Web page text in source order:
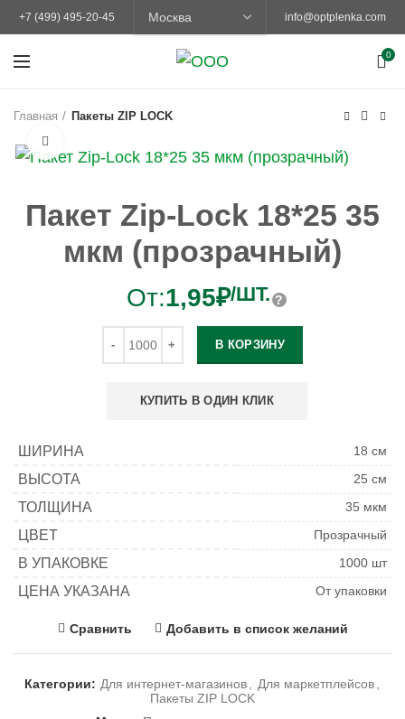
+7 (499) 495-20-45 info@optplenka.com
0
Главная
Пакеты ZIP LOCK
Пакет Zip-Lock 18*25 35
мкм (прозрачный)
От:1,95₽/ШТ.
В КОРЗИНУ
КУПИТЬ В ОДИН КЛИК
ШИРИНА 18 см
ВЫСОТА 25 см
ТОЛЩИНА 35 мкм
ЦВЕТ Прозрачный
В УПАКОВКЕ 1000 шт
ЦЕНА УКАЗАНА От упаковки
Сравнить Добавить в список желаний
Категории: Для интернет-магазинов, Для маркетплейсов,
Пакеты ZIP LOCK